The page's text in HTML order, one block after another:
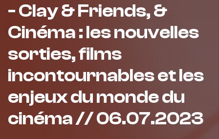
- Clay & Friends, &
Cinéma : les nouvelles
sorties, films
incontournables et les
enjeux du monde du
cinéma // 06.07.2023